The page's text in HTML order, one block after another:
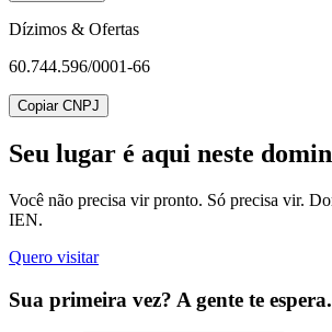
Dízimos & Ofertas
60.744.596/0001-66
Copiar CNPJ
Seu lugar é aqui neste
Você não precisa vir pronto. Só precisa vir.
IEN.
Quero visitar
Sua primeira vez? A gente te espera.